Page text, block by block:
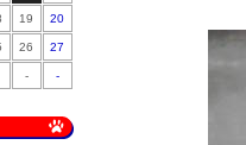
19 20
26 27
- -